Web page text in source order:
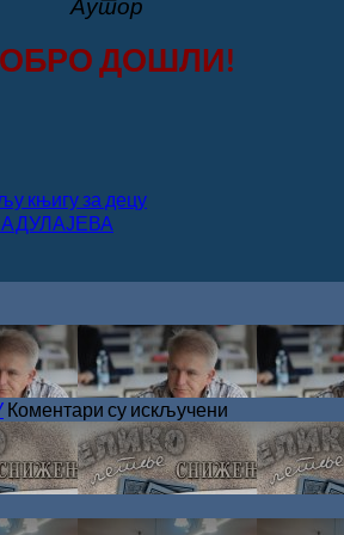
ДОШЛИ!
књигу за децу
Коментари су искључени
САША
РАДОЈЧИЋ
ДОБИТНИК
ХРИСОВУЉЕ